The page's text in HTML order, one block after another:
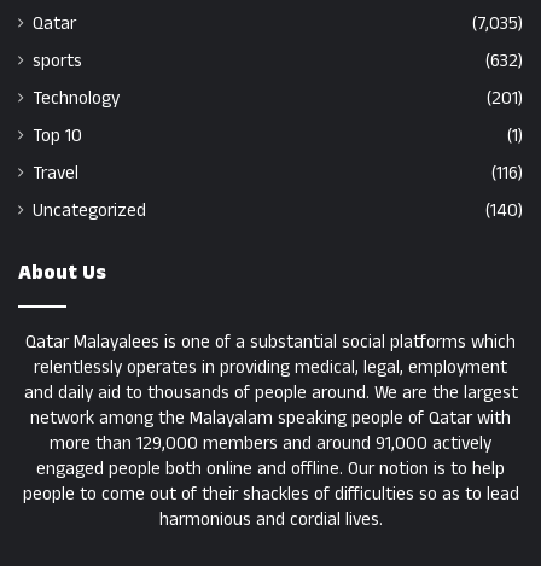
Qatar
(7,035)
sports
(632)
Technology
(201)
Top 10
(1)
Travel
(116)
Uncategorized
(140)
About Us
Qatar Malayalees is one of a substantial social platforms which
relentlessly operates in providing medical, legal, employment
and daily aid to thousands of people around. We are the largest
network among the Malayalam speaking people of Qatar with
more than 129,000 members and around 91,000 actively
engaged people both online and offline. Our notion is to help
people to come out of their shackles of difficulties so as to lead
harmonious and cordial lives.